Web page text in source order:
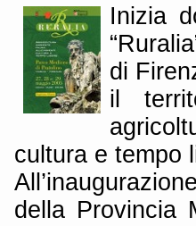
Inizia
di
il
cultura e tempo
della Provincia